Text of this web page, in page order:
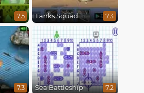
7.5 Tanks Squad 7.3
7.3 Sea Battleship 7.2